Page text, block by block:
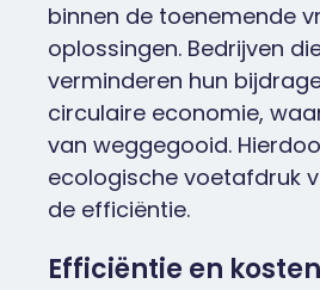
binnen de toenemende
oplossingen. Bedrijven
verminderen hun
circulaire economie,
van weggegooid.
ecologische voetafdruk
de efficiëntie.
Efficiëntie en